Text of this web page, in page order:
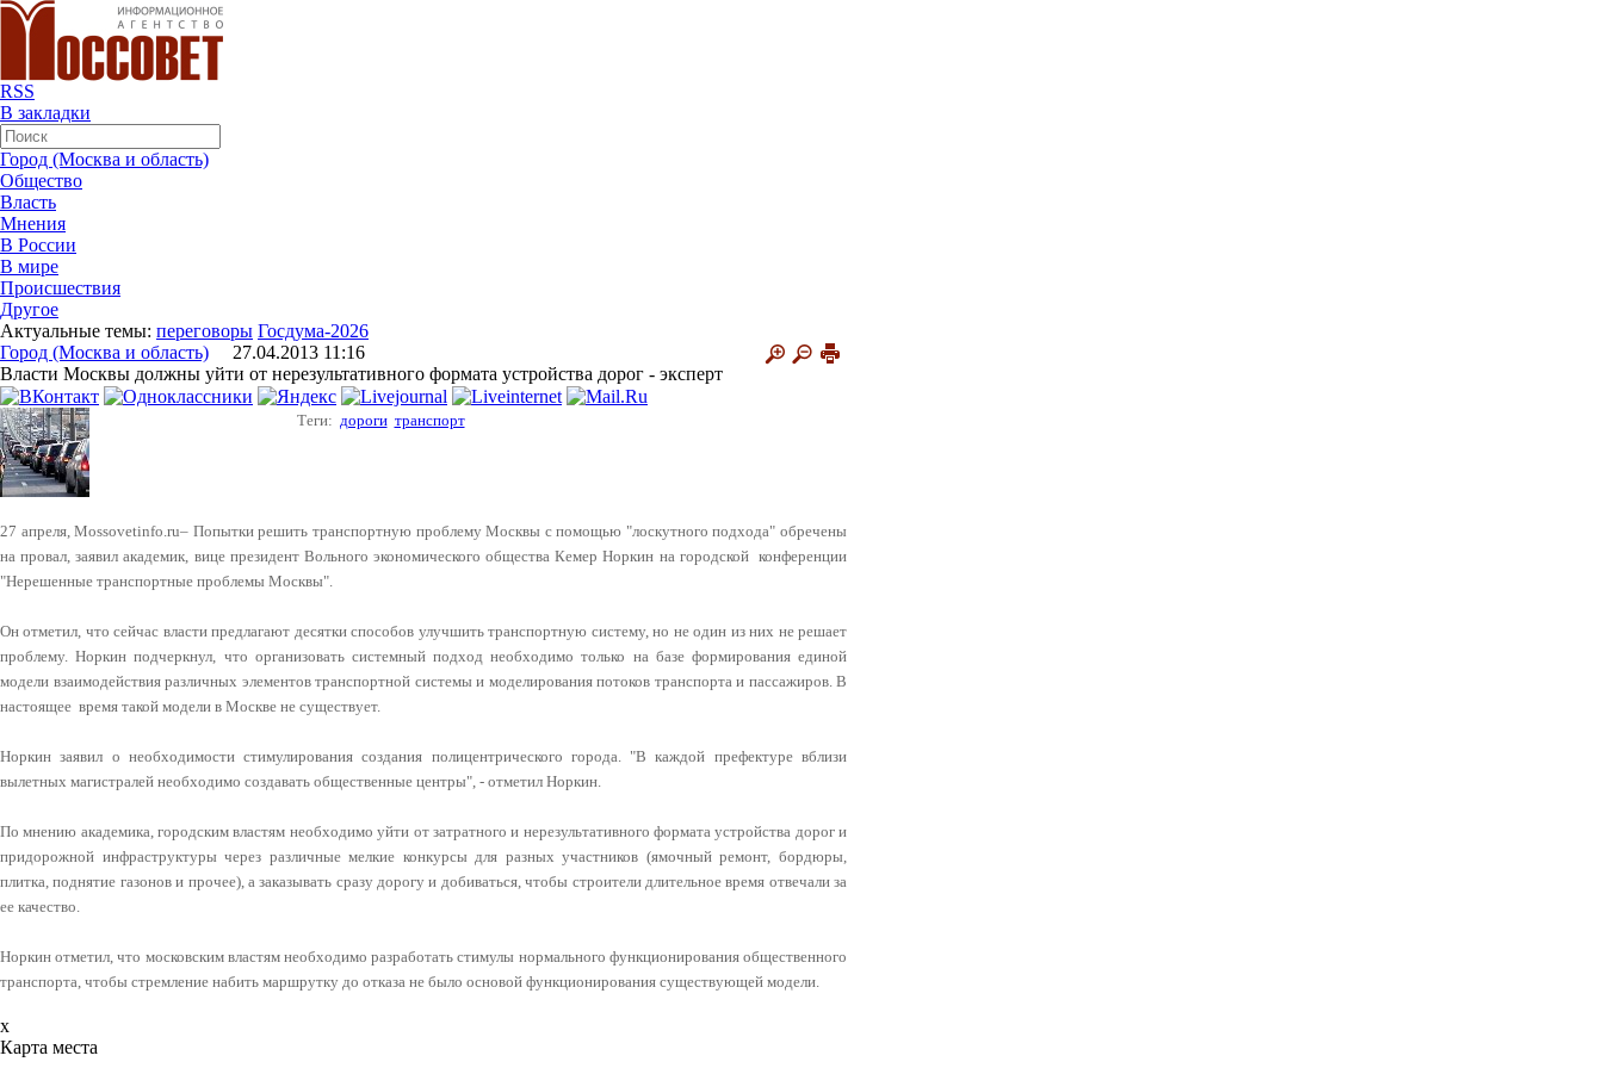
RSS
В закладки
Город (Москва и область)
Общество
Власть
Мнения
В России
В мире
Происшествия
Другое
Актуальные темы: переговоры Госдума-2026
Город (Москва и область) 27.04.2013 11:16
Власти Москвы должны уйти от нерезультативного формата устройства дорог - эксперт
Теги: дороги транспорт
27 апреля, Mossovetinfo.ru– Попытки решить транспортную проблему Москвы с помощью "лоскутного подхода" обречены
на провал, заявил академик, вице президент Вольного экономического общества Кемер Норкин на городской конференции
"Нерешенные транспортные проблемы Москвы".
Он отметил, что сейчас власти предлагают десятки способов улучшить транспортную систему, но не один из них не решает
проблему. Норкин подчеркнул, что организовать системный подход необходимо только на базе формирования единой
модели взаимодействия различных элементов транспортной системы и моделирования потоков транспорта и пассажиров. В
настоящее время такой модели в Москве не существует.
Норкин заявил о необходимости стимулирования создания полицентрического города. "В каждой префектуре вблизи
вылетных магистралей необходимо создавать общественные центры", - отметил Норкин.
По мнению академика, городским властям необходимо уйти от затратного и нерезультативного формата устройства дорог и
придорожной инфраструктуры через различные мелкие конкурсы для разных участников (ямочный ремонт, бордюры,
плитка, поднятие газонов и прочее), а заказывать сразу дорогу и добиваться, чтобы строители длительное время отвечали за
ее качество.
Норкин отметил, что московским властям необходимо разработать стимулы нормального функционирования общественного
транспорта, чтобы стремление набить маршрутку до отказа не было основой функционирования существующей модели.
x
Карта места